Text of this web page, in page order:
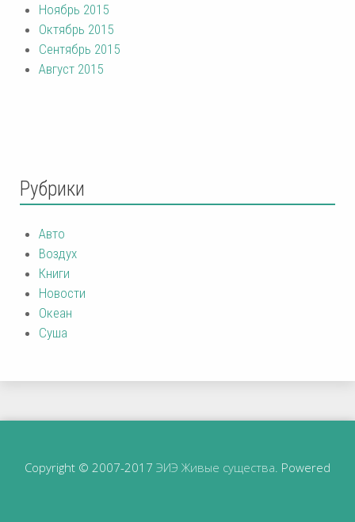
Ноябрь 2015
Октябрь 2015
Сентябрь 2015
Август 2015
Рубрики
Авто
Воздух
Книги
Новости
Океан
Суша
Copyright © 2007-2017 ЭИЭ Живые существа . Powered